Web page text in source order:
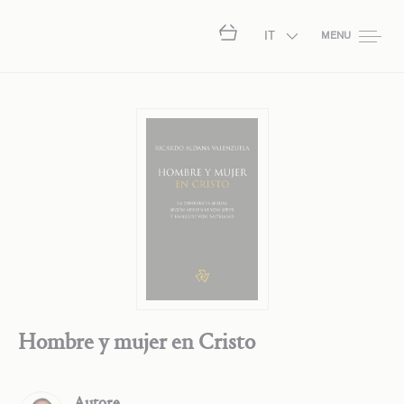
IT MENU
Hombre y mujer en Cristo